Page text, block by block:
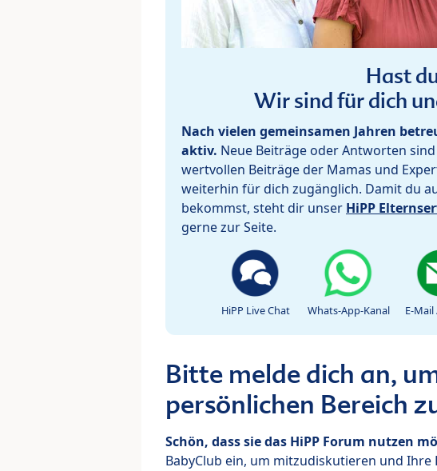
Hast
Wir sind für dich
Nach vielen gemeinsamen Jahren
aktiv. Neue Beiträge oder Antworten
wertvollen Beiträge der Mamas und
weiterhin für dich zugänglich. Damit du
bekommst, steht dir unser HiPP
gerne zur Seite.
HiPP Live Chat Whats-App-Kanal E-
Bitte melde dich an,
persönlichen Bereich
Schön, dass sie das HiPP Forum nutzen
BabyClub ein, um mitzudiskutieren und Ihre